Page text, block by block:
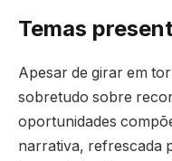
Temas
Apesar de girar em
sobretudo sobre
oportunidades
narrativa, refrescada